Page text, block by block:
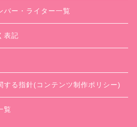
バー・ライター一覧
表記
する指針(コンテンツ制作ポリシー)
覧